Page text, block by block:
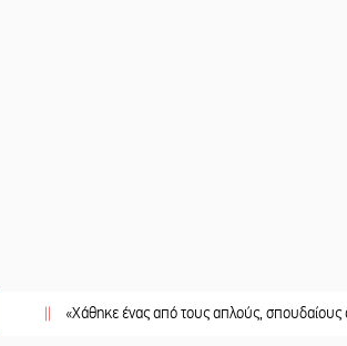
«Χάθηκε ένας από τους απλούς, σπουδαίους